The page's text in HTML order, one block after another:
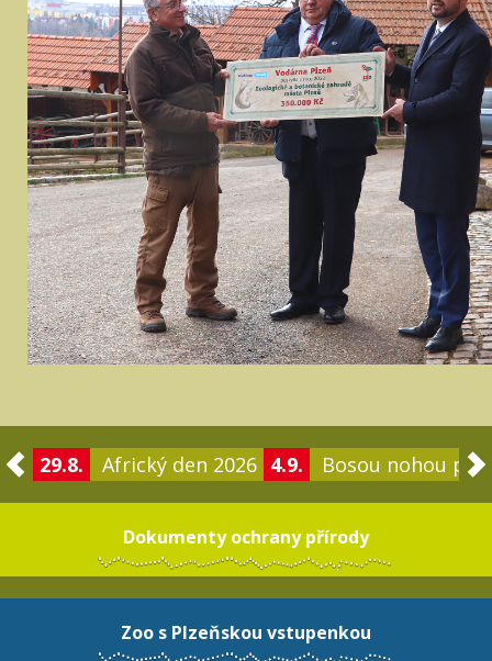
29.8. Africký den 2026 4.9. Bosou nohou po
Dokumenty ochrany přírody
Zoo s Plzeňskou vstupenkou